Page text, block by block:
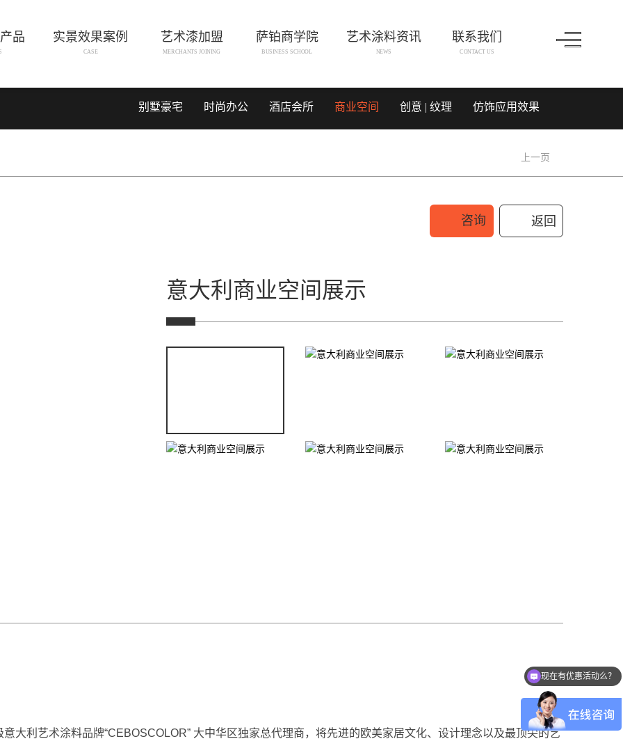
品 实景效果案例
CASE
艺术漆加盟
MERCHANTS JOINING
萨铂商学院
BUSINESS SCHOOL
艺术涂料资讯
NEWS
联系我们
CONTACT US
别墅豪宅 时尚办公 酒店会所 商业空间 创意 | 纹理 仿饰应用效果
上一页
咨询 返回
意大利商业空间展示
大利艺术涂料品牌“CEBOSCOLOR” 大中华区独家总代理商，将先进的欧美家居文化、设计理念以及最顶尖的艺
现在有优惠活动么？